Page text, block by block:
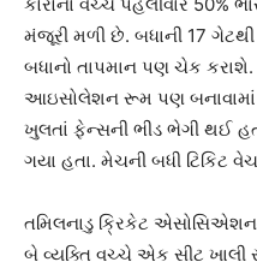
મંજૂરી મળી છે. બધાની 17
બધાનો તાપમાન પણ ચેક
આઇસોલેશન રૂમ પણ બનાવામાં
ખુલતાં ફેન્સની ભીડ ભેગી થઈ
ગયા હતા. મેચની બધી ટિકિટ
તમિલનાડુ ક્રિકેટ
બે વ્યક્તિ વચ્ચે એક સીટ ખાલી